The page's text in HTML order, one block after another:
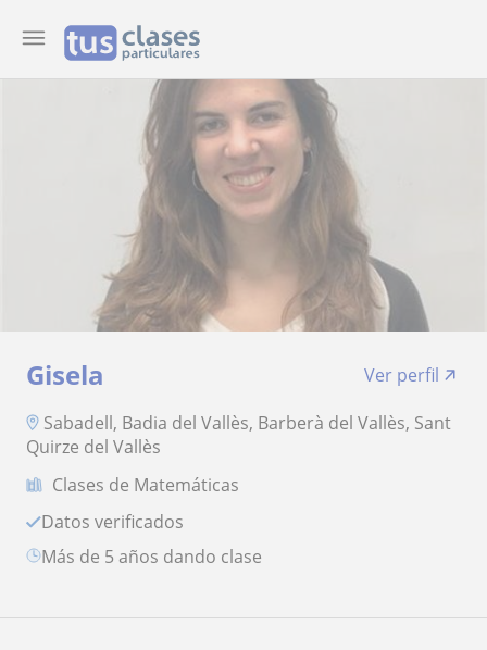
Gisela
Ver perfil
Sabadell, Badia del Vallès, Barberà del Vallès, Sant
Quirze del Vallès
Clases de Matemáticas
Datos verificados
más de 5 años dando clase